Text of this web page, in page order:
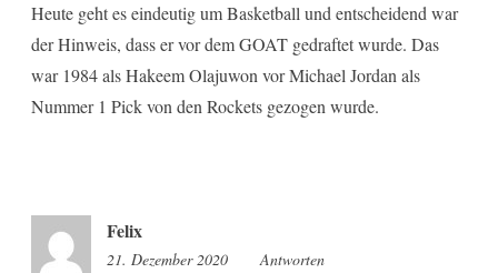
Heute geht es eindeutig um Basketball und entscheidend war
der Hinweis, dass er vor dem GOAT gedraftet wurde. Das
war 1984 als Hakeem Olajuwon vor Michael Jordan als
Nummer 1 Pick von den Rockets gezogen wurde.
Felix
21. Dezember 2020 9:40
Antworten